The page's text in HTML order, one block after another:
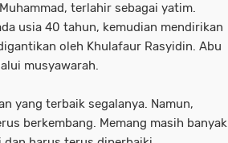
terlahir sebagai yatim.
usia 40 tahun, kemudian mendirikan
oleh Khulafaur Rasyidin. Abu
musyawarah.
yang terbaik segalanya. Namun,
berkembang. Memang masih banyak